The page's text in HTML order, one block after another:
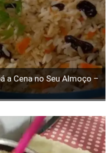
a Cena no Seu Almoço –